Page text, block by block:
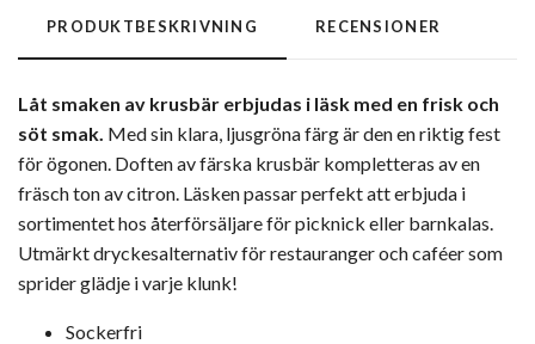
PRODUKTBESKRIVNING RECENSIONER
Låt smaken av krusbär erbjudas i läsk med en frisk och
söt smak. Med sin klara, ljusgröna färg är den en riktig fest
för ögonen. Doften av färska krusbär kompletteras av en
fräsch ton av citron. Läsken passar perfekt att erbjuda i
sortimentet hos återförsäljare för picknick eller barnkalas.
Utmärkt dryckesalternativ för restauranger och caféer som
sprider glädje i varje klunk!
Sockerfri